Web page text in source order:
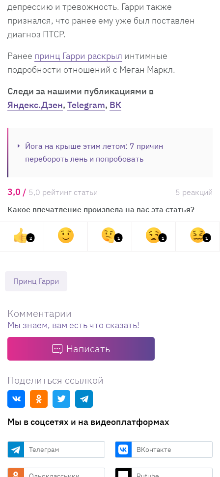
депрессию и тревожность. Гарри также
признался, что ранее ему уже был поставлен
диагноз ПТСР.
Ранее принц Гарри раскрыл интимные
подробности отношений с Меган Маркл.
Cледи за нашими публикациями в
Яндекс.Дзен, Telegram, ВК
Йога на крыше этим летом: 7 причин
перебороть лень и попробовать
3,0 / 5,0 рейтинг статьи
5 реакций
Какое впечатление произвела на вас эта статья?
2 1 1 1
Принц Гарри
Комментарии
Мы знаем, вам есть что сказать!
Написать
Поделиться ссылкой
Мы в соцсетях и на видеоплатформах
Телеграм ВКонтакте